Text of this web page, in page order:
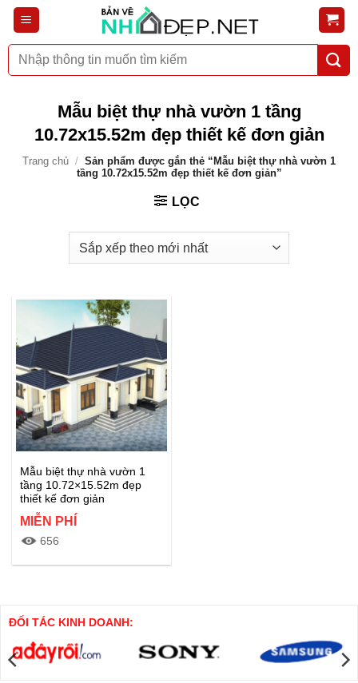
Bỏ
qua
nộiTìm
kiếm:
Mẫu biệt thự nhà vườn 1 tầng
10.72x15.52m đẹp thiết kế đơn giản
Trang chủ / Sản phẩm được gắn thẻ “Mẫu biệt thự nhà vườn 1
tầng 10.72x15.52m đẹp thiết kế đơn giản”
LỌC
Mẫu biệt thự nhà vườn 1
tầng 10.72×15.52m đẹp
thiết kế đơn giản
MIỄN PHÍ
656
Xem thêm
ĐỐI TÁC KINH DOANH: